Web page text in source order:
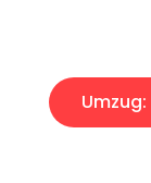
Umzug: